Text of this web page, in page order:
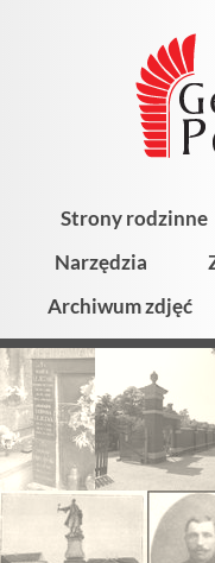
Strony rodzinne
Narzędzia
Archiwum zdjęć